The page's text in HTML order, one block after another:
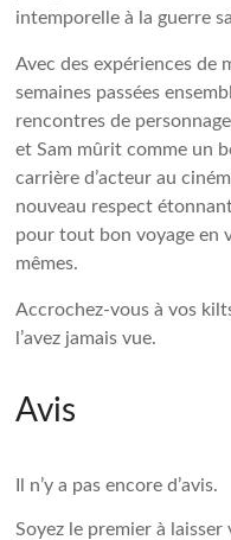
intemporelle à la guerre
Avec des expériences de
semaines passées
rencontres de
et Sam mûrit comme un
carrière d’acteur au
nouveau respect
pour tout bon voyage en
mêmes.
Accrochez-vous à vos
l’avez jamais vue.
Avis
Il n’y a pas encore d’avis.
Soyez le premier à